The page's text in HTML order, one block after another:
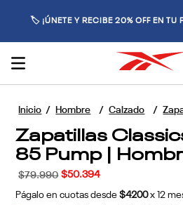
🏷️ ¡ÚNETE Y RECIBE 20% OFF EN
Hombre Calzado
Zapatillas
85 Pump |
$79.990 $50.394
Págalo en cuotas desde $4200 x 12